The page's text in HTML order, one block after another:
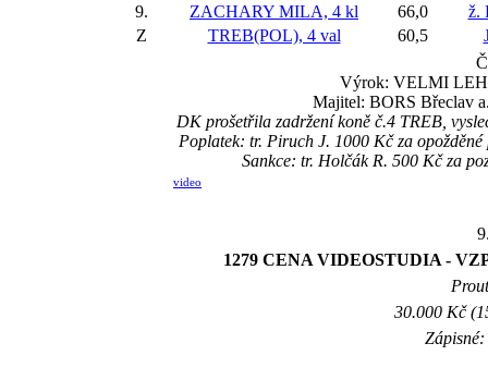
9.
ZACHARY MILA, 4 kl 66,0
ž.
Z
TREB(POL), 4 val 60,5
Výrok: VELMI
Majitel: BORS Břeclav
DK prošetřila zadržení koně č.4 TREB,
Poplatek: tr. Piruch J. 1000 Kč za
Sankce: tr. Holčák R. 500 Kč za
video
1279 CENA VIDEOSTUDIA -
30.000 Kč